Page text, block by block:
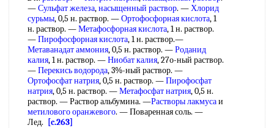
—Сульфат железа,насыщенный раствор. —Хлорид
сурьмы, 0,5 н. раствор. —Ортофосфорная кислота, 1
н. раствор. —Метафосфорная кислота, 1 н. раствор.
—Пирофосфорная кислота, 1 н. раствор.—
Метаванадат аммония, 0,5 н. раствор. —Роданид
калия, 1 н. раствор. —Ниобат калия, 27о-ный раствор.
—Перекись водорода, 3%-ный раствор. —
Ортофосфат натрия, 0,5 н. раствор. —Пирофосфат
натрия, 0,5 н. раствор. —Метафосфат натрия, 0,5 н.
раствор. — Раствор альбумина. —Растворы лакмусаи
метилового оранжевого. — Поваренная соль. —
Лед.
[c.263]